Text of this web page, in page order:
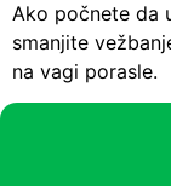
Ako počnete da
smanjite
na vagi porasle.